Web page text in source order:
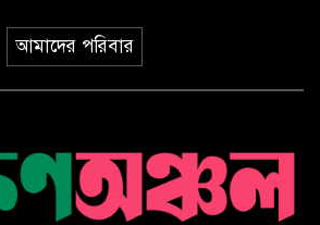
মিয়ানমারের সাবেক জান্তা প্রধানের প্রথম
থাইল্যান্ড সফর
আমাদের পরিবার